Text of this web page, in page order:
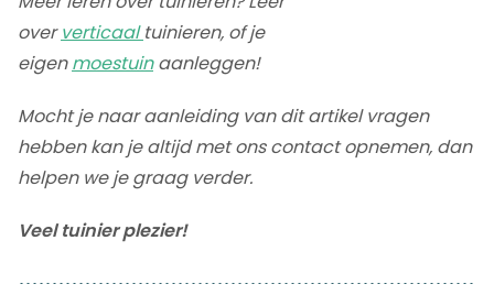
oververticaaltuinieren, of je
eigenmoestuinaanleggen!
Mocht je naar aanleiding van dit artikel vragen
hebben kan je altijd met ons contact opnemen, dan
helpen we je graag verder.
Veel tuinier plezier!